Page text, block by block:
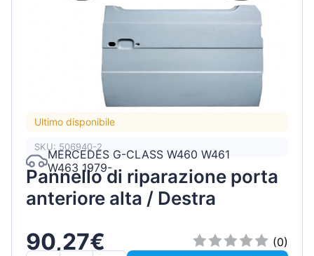
Ultimo disponibile
SKU: 506940-2
MERCEDES G-CLASS W460 W461
W463 1979-
Pannello di riparazione porta
anteriore alta / Destra
90,27€
(0)